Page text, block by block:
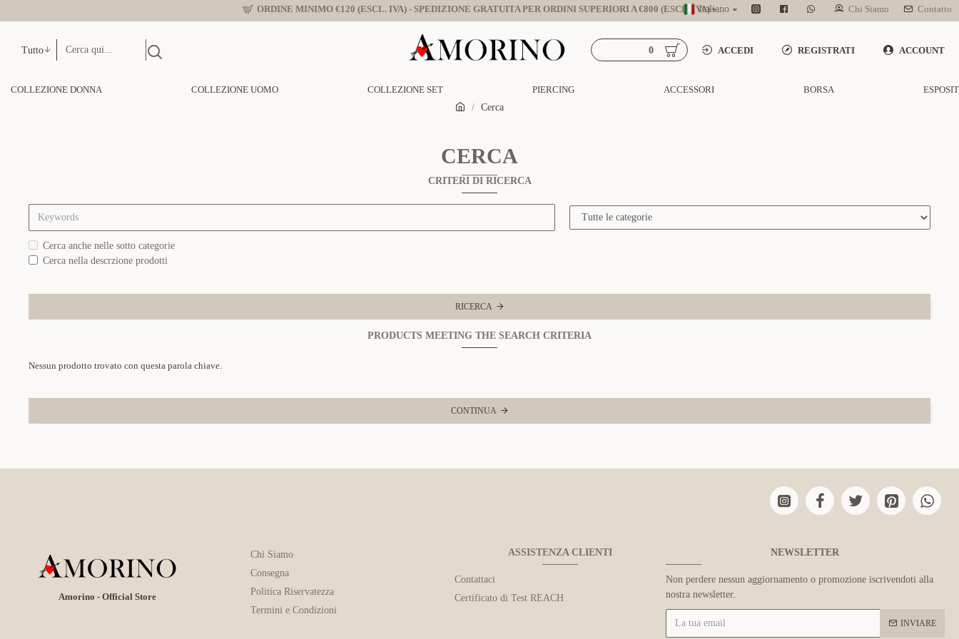
ORDINE MINIMO €120 (ESCL. IVA) - SPEDIZIONE GRATUITA PER ORDINI SUPERIORI A €800 (ESCL. IVA)Italiano Chi Siamo Contatto
Tutto ACCEDI REGISTRATI ACCOUNT
0
COLLEZIONE DONNA COLLEZIONE UOMO COLLEZIONE SET PIERCING ACCESSORI BORSA
Cerca
CERCA
CRITERI DI RICERCA
Cerca anche nelle sotto categorie
Cerca nella descrzione prodotti
RICERCA
PRODUCTS MEETING THE SEARCH CRITERIA
Nessun prodotto trovato con questa parola chiave.
CONTINUA
Amorino - Official Store
Chi Siamo
Consegna
Politica Riservatezza
Termini e Condizioni
ASSISTENZA CLIENTI
Contattaci
Certificato di Test REACH
NEWSLETTER
Non perdere nessun aggiornamento o promozione iscrivendoti alla
nostra newsletter.
INVIARE